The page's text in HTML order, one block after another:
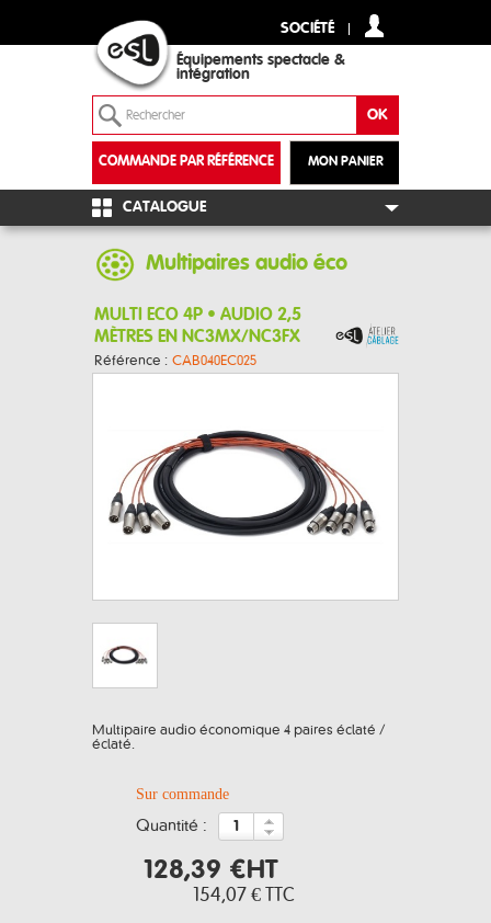
SOCIÉTÉ
Équipements spectacle &
intégration
MON PANIER
COMMANDE PAR RÉFÉRENCE
+
CATALOGUE
Multipaires audio éco
MULTI ECO 4P • AUDIO 2,5
MÈTRES EN NC3MX/NC3FX
Référence : CAB040EC025
Multipaire audio économique 4 paires éclaté /
éclaté.
Sur commande
quantité :
128,39 €HT
154,07 € TTC